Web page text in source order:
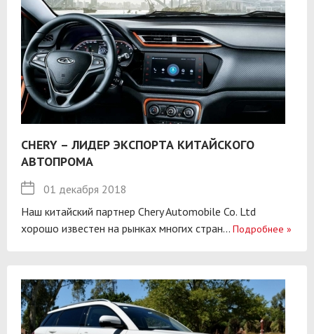
CHERY – ЛИДЕР ЭКСПОРТА КИТАЙСКОГО
АВТОПРОМА
01 декабря 2018
Наш китайский партнер Chery Automobile Co. Ltd
хорошо известен на рынках многих стран... Подробнее »